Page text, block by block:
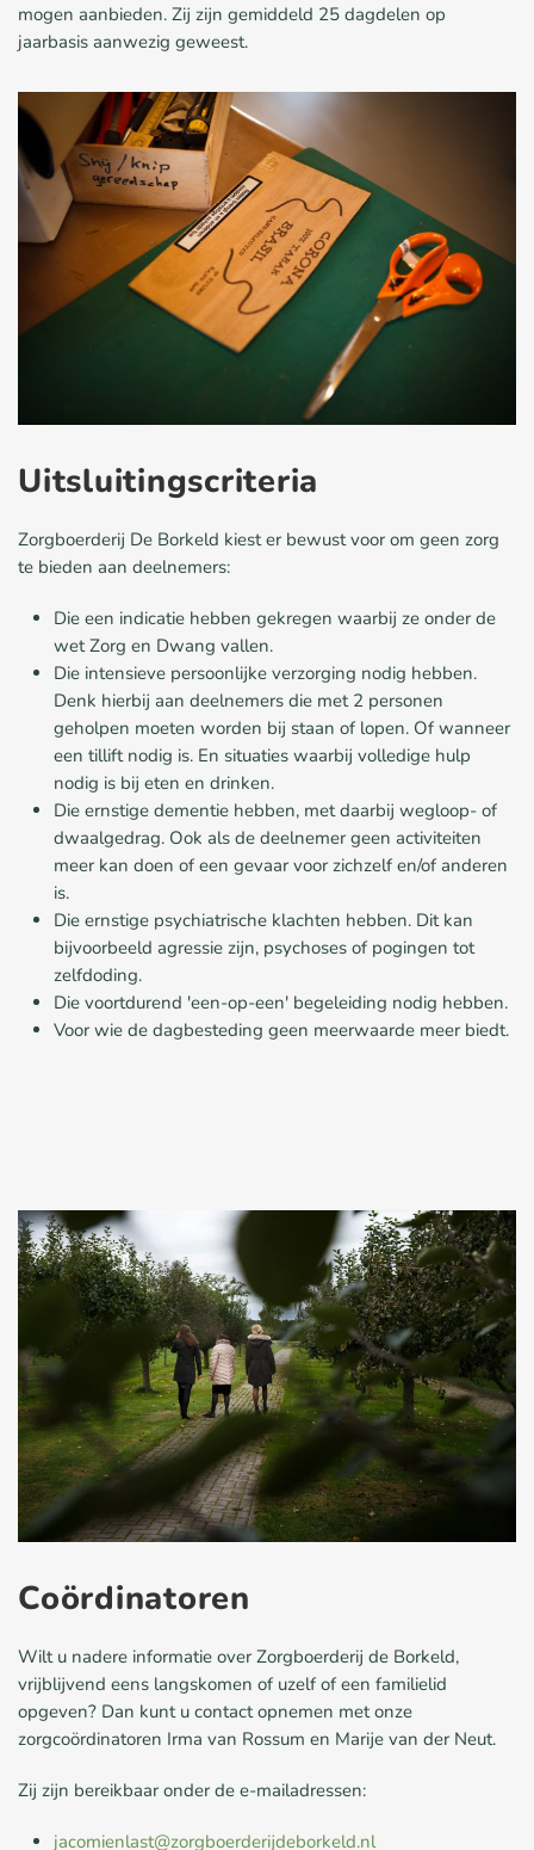
mogen aanbieden. Zij zijn gemiddeld 25 dagdelen op
jaarbasis aanwezig geweest.
Uitsluitingscriteria
Zorgboerderij De Borkeld kiest er bewust voor om geen zorg
te bieden aan deelnemers:
Die een indicatie hebben gekregen waarbij ze onder de
wet Zorg en Dwang vallen.
Die intensieve persoonlijke verzorging nodig hebben.
Denk hierbij aan deelnemers die met 2 personen
geholpen moeten worden bij staan of lopen. Of wanneer
een tillift nodig is. En situaties waarbij volledige hulp
nodig is bij eten en drinken.
Die ernstige dementie hebben, met daarbij wegloop- of
dwaalgedrag. Ook als de deelnemer geen activiteiten
meer kan doen of een gevaar voor zichzelf en/of anderen
is.
Die ernstige psychiatrische klachten hebben. Dit kan
bijvoorbeeld agressie zijn, psychoses of pogingen tot
zelfdoding.
Die voortdurend 'een-op-een' begeleiding nodig hebben.
Voor wie de dagbesteding geen meerwaarde meer biedt.
Coördinatoren
Wilt u nadere informatie over Zorgboerderij de Borkeld,
vrijblijvend eens langskomen of uzelf of een familielid
opgeven? Dan kunt u contact opnemen met onze
zorgcoördinatoren Irma van Rossum en Marije van der Neut.
Zij zijn bereikbaar onder de e-mailadressen:
jacomienlast@zorgboerderijdeborkeld.nl